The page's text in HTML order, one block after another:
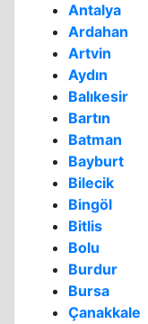
Antalya
Ardahan
Artvin
Aydın
Balıkesir
Bartın
Batman
Bayburt
Bilecik
Bingöl
Bitlis
Bolu
Burdur
Bursa
Çanakkale